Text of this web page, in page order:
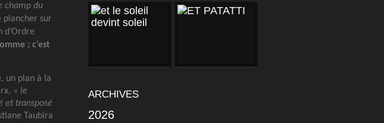
champ du
plancher sur
d’Ordre
; c’est
un plan à la
« le
et transposé
Taubira
ARCHIVES
2026